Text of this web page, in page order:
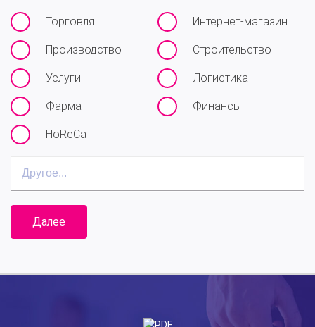
Торговля Интернет-магазин
Производство Строительство
Услуги Логистика
Фарма Финансы
HoReCa
Далее